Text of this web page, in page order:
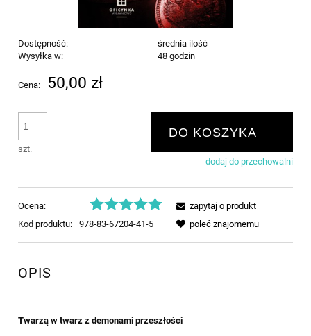
Dostępność:
średnia ilość
Wysyłka w:
48 godzin
Cena: 50,00 zł
szt.
DO KOSZYKA
dodaj do przechowalni
Ocena:
Kod produktu:
978-83-67204-41-5
zapytaj o produkt
poleć znajomemu
OPIS
Twarzą w twarz z demonami przeszłości